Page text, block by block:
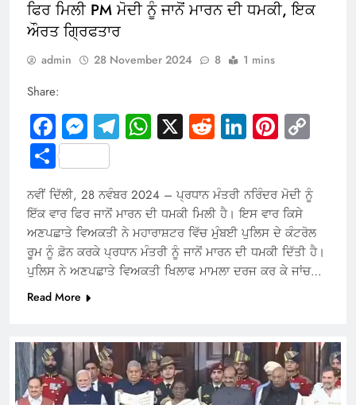
ਫਿਰ ਮਿਲੀ PM ਮੋਦੀ ਨੂੰ ਜਾਨੋਂ ਮਾਰਨ ਦੀ ਧਮਕੀ, ਇਕ
ਔਰਤ ਗ੍ਰਿਫਤਾਰ
admin 28 November 2024 8 1 mins
Share:
Facebook
Messenger
Telegram
WhatsApp
X RedditLinkedIn
Share
ਨਵੀਂ ਦਿੱਲੀ, 28 ਨਵੰਬਰ 2024 – ਪ੍ਰਧਾਨ ਮੰਤਰੀ ਨਰਿੰਦਰ ਮੋਦੀ ਨੂੰ
ਇੱਕ ਵਾਰ ਫਿਰ ਜਾਨੋਂ ਮਾਰਨ ਦੀ ਧਮਕੀ ਮਿਲੀ ਹੈ। ਇਸ ਵਾਰ ਕਿਸੇ
ਅਣਪਛਾਤੇ ਵਿਅਕਤੀ ਨੇ ਮਹਾਰਾਸ਼ਟਰ ਵਿੱਚ ਮੁੰਬਈ ਪੁਲਿਸ ਦੇ ਕੰਟਰੋਲ
ਰੂਮ ਨੂੰ ਫ਼ੋਨ ਕਰਕੇ ਪ੍ਰਧਾਨ ਮੰਤਰੀ ਨੂੰ ਜਾਨੋਂ ਮਾਰਨ ਦੀ ਧਮਕੀ ਦਿੱਤੀ ਹੈ।
ਪੁਲਿਸ ਨੇ ਅਣਪਛਾਤੇ ਵਿਅਕਤੀ ਖਿਲਾਫ ਮਾਮਲਾ ਦਰਜ ਕਰ ਕੇ ਜਾਂਚ…
Read More